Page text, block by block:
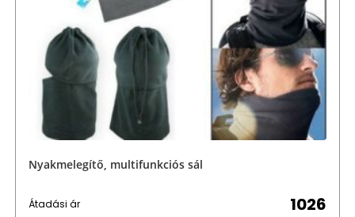
Nyakmelegítő, multifunkciós sál
Átadási ár 1026